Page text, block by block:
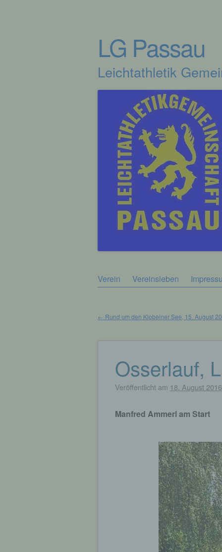
LG Passau
Leichtathletik
Zum
Verein Vereinsleben
← Rund um den Klobeiner See, 15. August
Osserlauf,
Veröffentlicht am 18. August 2016
Manfred Ammerl am Start